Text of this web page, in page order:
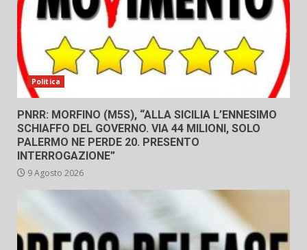
Politica
PNRR: MORFINO (M5S), “ALLA SICILIA L’ENNESIMO
SCHIAFFO DEL GOVERNO. VIA 44 MILIONI, SOLO
PALERMO NE PERDE 20. PRESENTO
INTERROGAZIONE”
9 Agosto 2026